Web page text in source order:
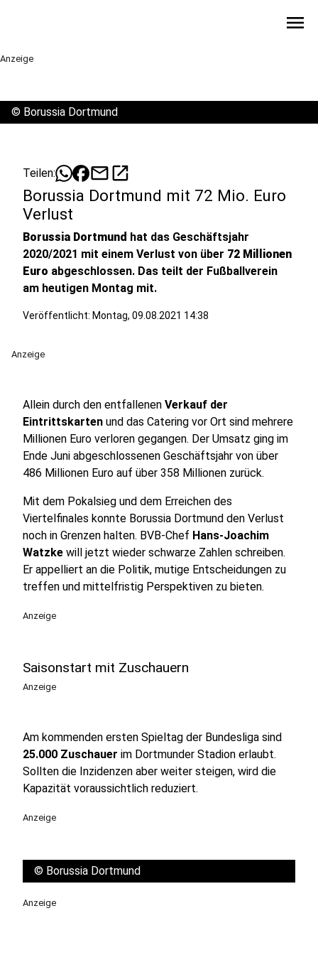
menu
Anzeige
© Borussia Dortmund
Teilen: mailopen_in_new
Borussia Dortmund mit 72 Mio. Euro
Verlust
Borussia Dortmund hat das Geschäftsjahr
2020/2021 mit einem Verlust von über 72 Millionen
Euro abgeschlossen. Das teilt der Fußballverein
am heutigen Montag mit.
Veröffentlicht: Montag, 09.08.2021 14:38
Anzeige
Allein durch den entfallenen Verkauf der
Eintrittskarten und das Catering vor Ort sind mehrere
Millionen Euro verloren gegangen. Der Umsatz ging im
Ende Juni abgeschlossenen Geschäftsjahr von über
486 Millionen Euro auf über 358 Millionen zurück.
Mit dem Pokalsieg und dem Erreichen des
Viertelfinales konnte Borussia Dortmund den Verlust
noch in Grenzen halten. BVB-Chef Hans-Joachim
Watzke will jetzt wieder schwarze Zahlen schreiben.
Er appelliert an die Politik, mutige Entscheidungen zu
treffen und mittelfristig Perspektiven zu bieten.
Anzeige
Saisonstart mit Zuschauern
Anzeige
Am kommenden ersten Spieltag der Bundesliga sind
25.000 Zuschauer im Dortmunder Stadion erlaubt.
Sollten die Inzidenzen aber weiter steigen, wird die
Kapazität voraussichtlich reduziert.
Anzeige
© Borussia Dortmund
Anzeige